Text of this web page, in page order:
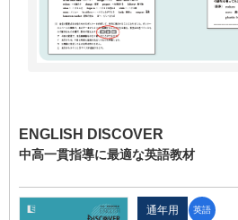
ENGLISH DISCOVER
中高一貫指導に最適な英語教材
通年用 英語